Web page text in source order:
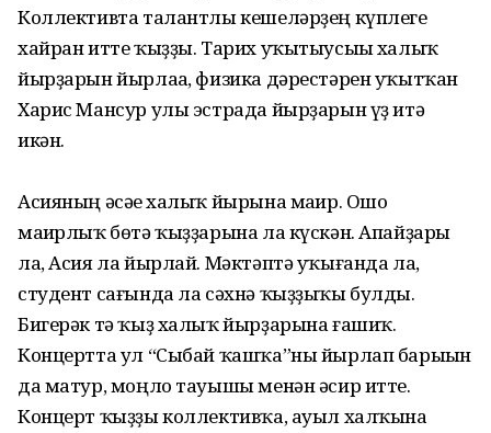
Коллективта талантлы кешеләрҙең күплеге
хайран итте ҡыҙҙы. Тарих уҡытыусыһы халыҡ
йырҙарын йырлаһа, физика дәрестәрен уҡытҡан
Харис Мансур улы эстрада йырҙарын үҙ итә
икән.
Асияның әсәһе халыҡ йырына маһир. Ошо
маһирлыҡ бөтә ҡыҙҙарына ла күскән. Апайҙары
ла, Асия ла йырлай. Мәктәптә уҡығанда ла,
студент сағында ла сәхнә ҡыҙҙыҡы булды.
Бигерәк тә ҡыҙ халыҡ йырҙарына ғашиҡ.
Концертта ул “Сыбай ҡашҡа”ны йырлап барыһын
да матур, моңло тауышы менән әсир итте.
Концерт ҡыҙҙы коллективҡа, ауыл халҡына